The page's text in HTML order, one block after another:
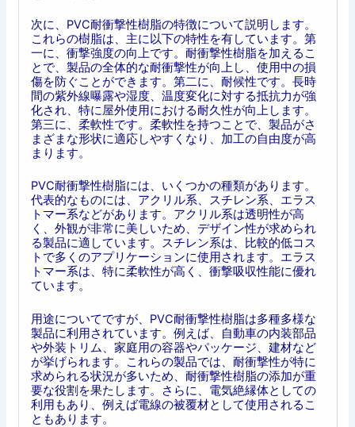
次に、PVC耐衝撃性樹脂の特徴について説明します。
これらの樹脂は、主に以下の特性を有しています。第
一に、衝撃強度の向上です。耐衝撃性樹脂を加えるこ
とで、製品の全体的な耐衝撃性が向上し、使用中の損
傷を防ぐことができます。第二に、耐候性です。長時
間の紫外線曝露や湿度、温度変化に対する抵抗力が強
化され、特に屋外使用における耐久性が向上します。
第三に、柔軟性です。柔軟性を持つことで、製品がさ
まざまな形状に適応しやすくなり、加工の自由度が高
まります。
PVC耐衝撃性樹脂には、いくつかの種類があります。
代表的なものには、アクリル系、スチレン系、エラス
トマー系などがあります。アクリル系は透明性が高
く、外観が非常に美しいため、デザイン性が求められ
る製品に適しています。スチレン系は、比較的低コス
トで多くのアプリケーションに使用されます。エラス
トマー系は、特に柔軟性が高く、衝撃吸収性能に優れ
ています。
用途についてですが、PVC耐衝撃性樹脂は多種多様な
製品に利用されています。例えば、自動車の内装部品
や外装トリム、家庭用の容器やパッケージ、建材など
が挙げられます。これらの製品では、耐衝撃性が特に
求められる状況が多いため、耐衝撃性樹脂の添加が重
要な役割を果たします。さらに、電気絶縁体としての
利用もあり、例えば電線の被覆材として使用されるこ
ともあります。